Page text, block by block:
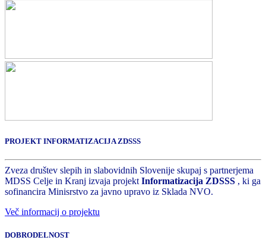
PROJEKT INFORMATIZACIJA ZDSSS
Zveza društev slepih in slabovidnih Slovenije skupaj s partnerjema
MDSS Celje in Kranj izvaja projekt Informatizacija ZDSSS , ki ga
sofinancira Minisrstvo za javno upravo iz Sklada NVO.
Več informacij o projektu
DOBRODELNOST